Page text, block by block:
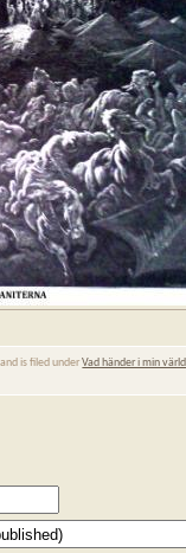
is filed underVad händer i min värld